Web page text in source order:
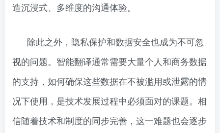
造沉浸式、多维度的沟通体验。
除此之外，隐私保护和数据安全也成为不可忽
视的问题。智能翻译通常需要大量个人和商务数据
的支持，如何确保这些数据在不被滥用或泄露的情
况下使用，是技术发展过程中必须面对的课题。相
信随着技术和制度的同步完善，这一难题也会逐步